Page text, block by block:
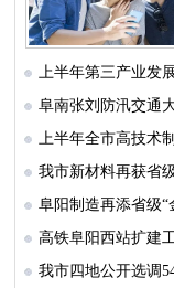
上半年第三产业发
阜南张刘防汛交通
上半年全市高技术
我市新材料再获省
阜阳制造再添省级“
高铁阜阳西站扩建
我市四地公开选调